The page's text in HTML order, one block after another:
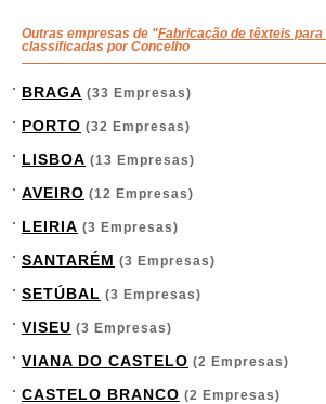
Outras empresas de "Fabricação de têxteis para
classificadas por Concelho
BRAGA (33 Empresas)
PORTO (32 Empresas)
LISBOA (13 Empresas)
AVEIRO (12 Empresas)
LEIRIA (3 Empresas)
SANTARÉM (3 Empresas)
SETÚBAL (3 Empresas)
VISEU (3 Empresas)
VIANA DO CASTELO (2 Empresas)
CASTELO BRANCO (2 Empresas)